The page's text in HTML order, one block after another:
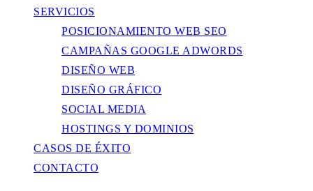
SERVICIOS
POSICIONAMIENTO WEB SEO
CAMPAÑAS GOOGLE ADWORDS
DISEÑO WEB
DISEÑO GRÁFICO
SOCIAL MEDIA
HOSTINGS Y DOMINIOS
CASOS DE ÉXITO
CONTACTO